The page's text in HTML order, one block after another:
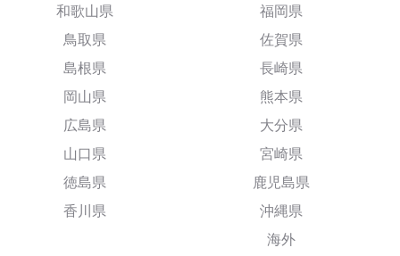
和歌山県
鳥取県
島根県
岡山県
広島県
山口県
徳島県
香川県
福岡県
佐賀県
長崎県
熊本県
大分県
宮崎県
鹿児島県
沖縄県
海外